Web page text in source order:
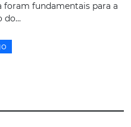
foram fundamentais para a
do...